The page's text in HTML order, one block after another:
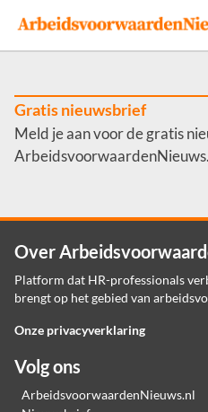
Events
Adverteren
Werkgevers
Contact
Gratis nieuwsbrief
Meld je aan voor de gratis
Over
Platform dat HR-professionals
brengt op het gebied van
Onze privacyverklaring
Volg ons
ArbeidsvoorwaardenNieuws.nl